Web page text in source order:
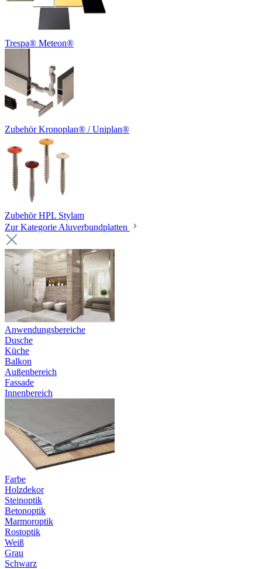
Trespa® Meteon®
Zubehör Kronoplan® / Uniplan®
Zubehör HPL Stylam
Zur Kategorie Aluverbundplatten
Anwendungsbereiche
Dusche
Küche
Balkon
Außenbereich
Fassade
Innenbereich
Farbe
Holzdekor
Steinoptik
Betonoptik
Marmoroptik
Rostoptik
Weiß
Grau
Schwarz